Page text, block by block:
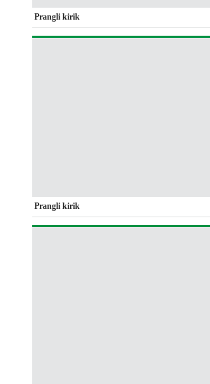
Prangli kirik
Prangli kirik